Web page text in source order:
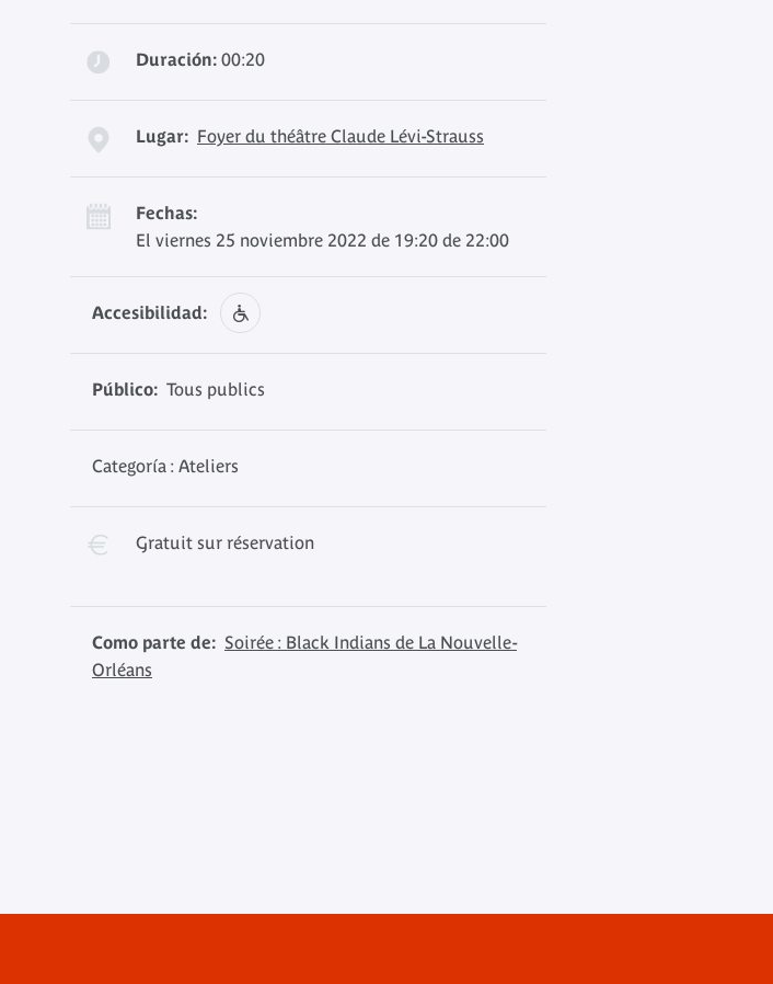
Duración: 00:20
Lugar: Foyer du théâtre Claude Lévi-Strauss
Fechas:
El viernes 25 noviembre 2022 de 19:20 de 22:00
Accesibilidad:
Público: Tous publics
Categoría : Ateliers
Gratuit sur réservation
Como parte de: Soirée : Black Indians de La Nouvelle-
Orléans